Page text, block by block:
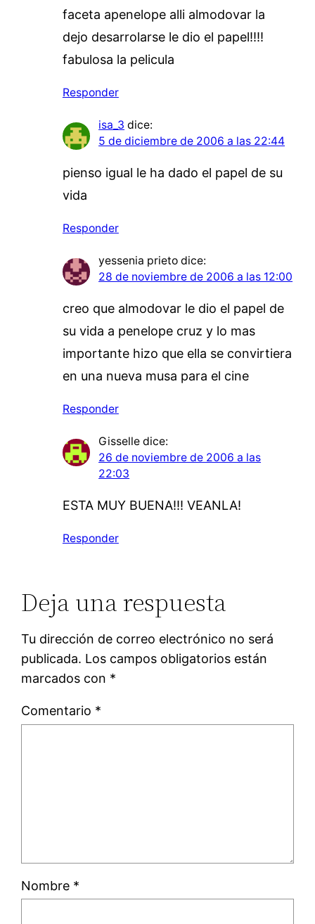
faceta apenelope alli almodovar la
dejo desarrolarse le dio el papel!!!!
fabulosa la pelicula
Responder
isa_3 dice:
5 de diciembre de 2006 a las 22:44
pienso igual le ha dado el papel de su
vida
Responder
yessenia prieto dice:
28 de noviembre de 2006 a las 12:00
creo que almodovar le dio el papel de
su vida a penelope cruz y lo mas
importante hizo que ella se convirtiera
en una nueva musa para el cine
Responder
Gisselle dice:
26 de noviembre de 2006 a las
22:03
ESTA MUY BUENA!!! VEANLA!
Responder
Deja una respuesta
Tu dirección de correo electrónico no será
publicada. Los campos obligatorios están
marcados con *
Comentario *
Nombre *